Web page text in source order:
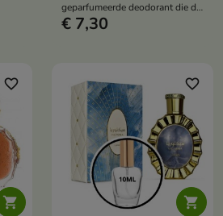
geparfumeerde deodorant die de
huid omhult met een warme,
€ 7,30

favorite_border

favorite_border